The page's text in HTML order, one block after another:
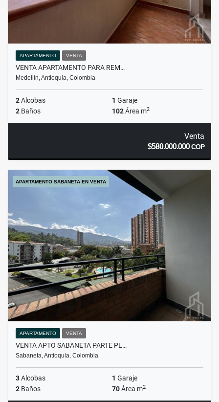
APARTAMENTO VENTA
VENTA APARTAMENTO PARA REM…
Medellín, Antioquia, Colombia
2Alcobas 1 Garaje
2 Baños 102Área m2
Venta
$580.000.000COP
APARTAMENTO SABANETA EN VENTA
APARTAMENTO VENTA
VENTA APTO SABANETA PARTE PL…
Sabaneta, Antioquia, Colombia
3Alcobas 1 Garaje
2 Baños 70Área m2